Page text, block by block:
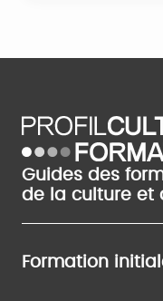
Guides des
de la culture et
Formation